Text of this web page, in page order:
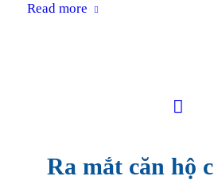
Read more
Ra mắt căn hộ